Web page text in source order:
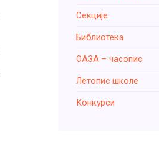
Секције
Библиотека
ОАЗА – часопис
Летопис школе
Конкурси